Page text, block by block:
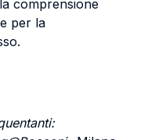
comprensione
per la